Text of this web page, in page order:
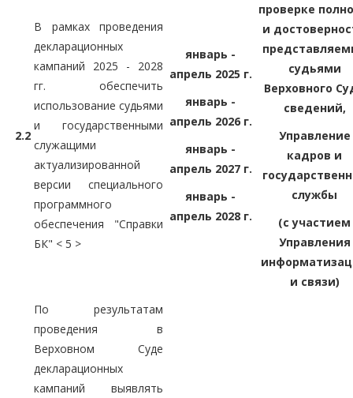
2.2
В рамках проведения
декларационных
кампаний 2025 - 2028
гг. обеспечить
использование судьями
и государственными
служащими
актуализированной
версии специального
программного
обеспечения "Справки
БК" < 5 >
январь -
апрель 2025 г.
январь -
апрель 2026 г.
январь -
апрель 2027 г.
январь -
апрель 2028 г.
проверке
и
судьями
Верховного
сведений,
Управление
кадров и
службы
(с участием
Управления
и связи)
По результатам
проведения в
Верховном Суде
декларационных
кампаний выявлять